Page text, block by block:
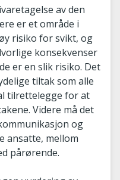
av den
er et område i
risiko for svikt, og
konsekvenser
er en slik risiko. Det
tiltak som alle
tilrettelegge for at
Videre må det
og
ansatte, mellom
pårørende.